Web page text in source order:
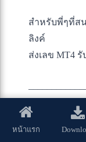
สำหรับพี่ๆที่ส
ลิงค์
ส่งเลข MT4 รั
สมัครยื
หน้าแรก